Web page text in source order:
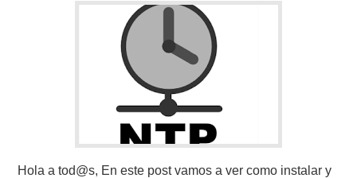
Hola a tod@s, En este post vamos a ver como instalar y